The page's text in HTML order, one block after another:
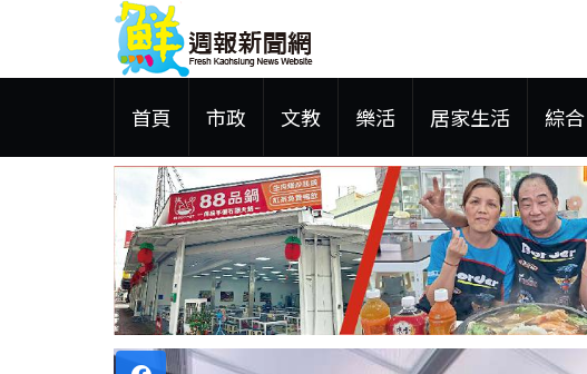
首頁 市政 文教 樂活 居家生活 綜合